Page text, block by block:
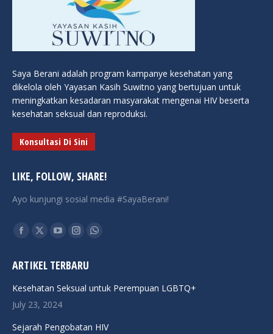
Saya Berani adalah program kampanye kesehatan yang
dikelola oleh Yayasan Kasih Suwitno yang bertujuan untuk
meningkatkan kesadaran masyarakat mengenai HIV beserta
kesehatan seksual dan reproduksi.
Konsultasi Di Sini
LIKE, FOLLOW, SHARE!
Ayo kunjungi sosial media #SayaBerani!
Find us on:
Facebook
opens
in
new
X
opens
in
new
YouTube
opens
in
new
Instagram
opens
in
Whatsapp
in
ARTIKEL TERBARU
Kesehatan Seksual untuk Perempuan LGBTQ+
July 23, 2024
Sejarah Pengobatan HIV